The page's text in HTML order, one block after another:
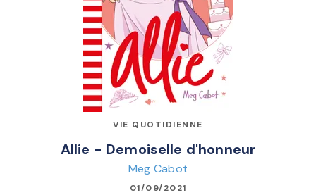
VIE QUOTIDIENNE
Allie - Demoiselle d'honneur
Meg Cabot
01/09/2021